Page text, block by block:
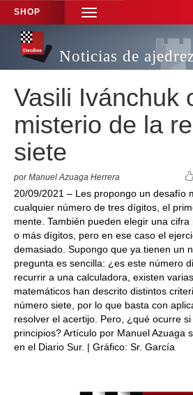
SHOP
TOGGLE
NAVIGATION
Noticias de
Vasili Ivánchuk
misterio de la
siete
por Manuel Azuaga Herrera
20/09/2021 – Les propongo un desafío
cualquier número de tres dígitos, el
mente. También pueden elegir una
o más dígitos, pero en ese caso el
demasiado. Supongo que ya tienen un
pregunta es sencilla: ¿es este número
recurrir a una calculadora, existen
matemáticos han descrito distintos
número siete, por lo que basta con
resolver el acertijo. Pero, ¿qué ocurre
principios? Artículo por Manuel Azuaga
en el Diario Sur. | Gráfico: Sr. García